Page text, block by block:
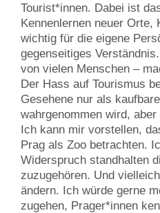
Tourist*innen. Dabei ist
Kennenlernen neuer Orte,
wichtig für die eigene
gegenseitiges
von vielen Menschen –
Der Hass auf Tourismus
Gesehene nur als
wahrgenommen wird,
Ich kann mir vorstellen,
Prag als Zoo betrachten.
Widerspruch standhalten
zuzugehören. Und
ändern. Ich würde gerne
zugehen, Prager*innen